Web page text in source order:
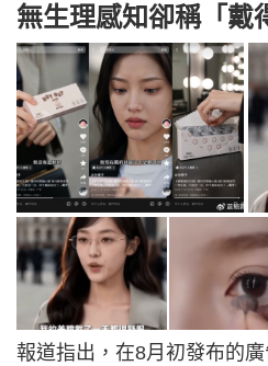
無生理感知卻稱「戴
報道指出，在8月初發布的廣